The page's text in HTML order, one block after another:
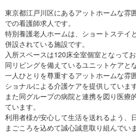
東京都江戸川区にあるアットホームな雰
での看護師求人です。
特別養護老人ホームは、ショートステイ
併設されている施設です。
入所スペースは120床全室個室となって
同リビングを備えているユニットケアと
一人ひとりを尊重するアットホームな雰
ショナルによる介護ケアを提供しています
また同グループの病院と連携を図り医療
ています。
利用者様が安心して生活を送れるよう、
まごころを込めて誠心誠意取り組んでいま